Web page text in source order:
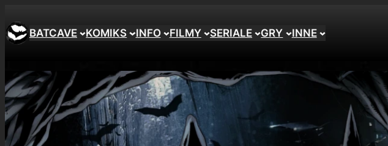
BATCAVE KOMIKS INFO FILMY SERIALE GRY INNE